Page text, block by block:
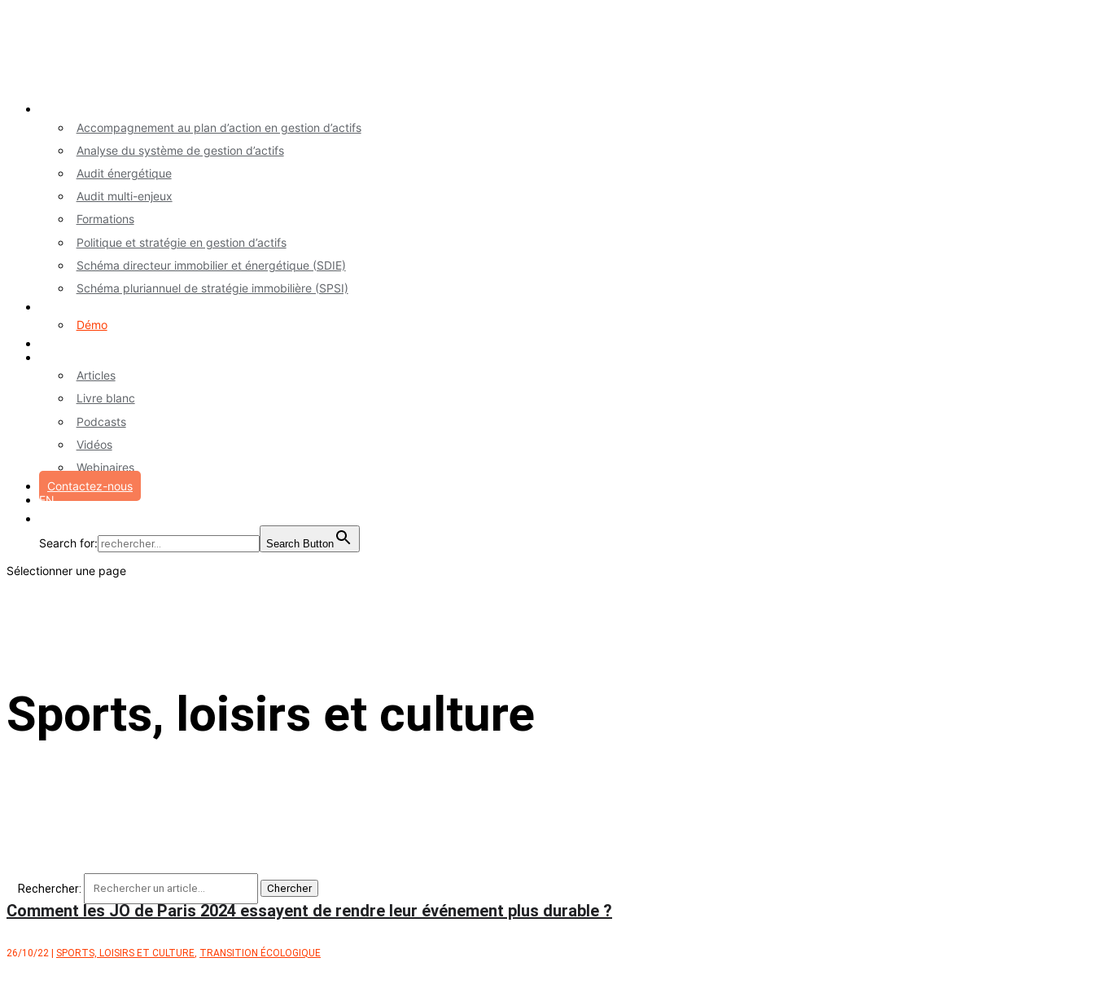
Accompagnement au plan d’action en gestion d’actifs
Analyse du système de gestion d’actifs
Audit énergétique
Audit multi-enjeux
Formations
Politique et stratégie en gestion d’actifs
Schéma directeur immobilier et énergétique (SDIE)
Schéma pluriannuel de stratégie immobilière (SPSI)
Démo
Articles
Livre blanc
Podcasts
Vidéos
Webinaires
Contactez-nous
EN
Search for: Search Button
Sélectionner une page
Sports, loisirs et culture
Rechercher:
Comment les JO de Paris 2024 essayent de rendre leur événement plus durable ?
26/10/22 | SPORTS, LOISIRS ET CULTURE TRANSITION ÉCOLOGIQUE